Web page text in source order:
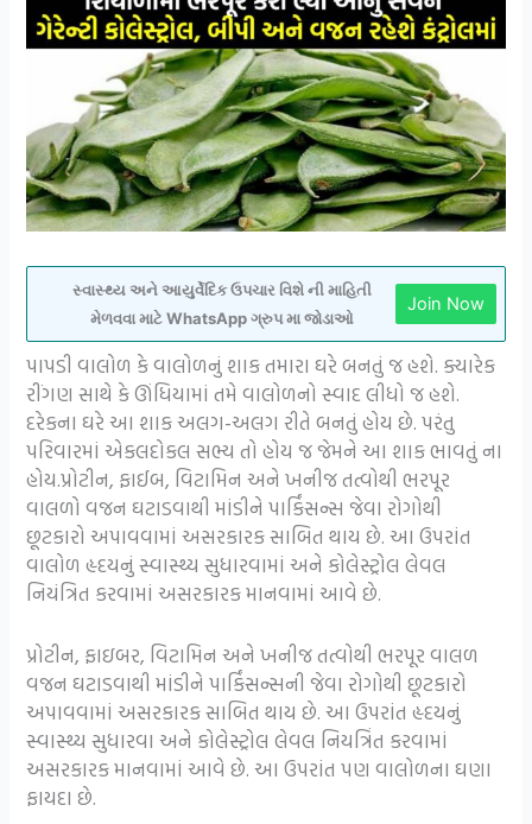
સ્વાસ્થ્ય અને આયુર્વેદિક ઉપચાર વિશે ની માહિતી
મેળવવા માટે WhatsApp ગ્રુપ મા જોડાઓ
Join Now
પાપડી વાલોળ કે વાલોળનું શાક તમારા ઘરે બનતું જ હશે. ક્યારેક
રીંગણ સાથે કે ઊંધિયામાં તમે વાલોળનો સ્વાદ લીધો જ હશે.
દરેકના ઘરે આ શાક અલગ-અલગ રીતે બનતું હોય છે. પરંતુ
પરિવારમાં એકલદોકલ સભ્ય તો હોય જ જેમને આ શાક ભાવતું ના
હોય.પ્રોટીન, ફાઈબ, વિટામિન અને ખનીજ તત્વોથી ભરપૂર
વાલળો વજન ઘટાડવાથી માંડીને પાર્કિંસન્સ જેવા રોગોથી
છૂટકારો અપાવવામાં અસરકારક સાબિત થાય છે. આ ઉપરાંત
વાલોળ હૃદયનું સ્વાસ્થ્ય સુધારવામાં અને કોલેસ્ટ્રોલ લેવલ
નિયંત્રિત કરવામાં અસરકારક માનવામાં આવે છે.
પ્રોટીન, ફાઇબર, વિટામિન અને ખનીજ તત્વોથી ભરપૂર વાલળ
વજન ઘટાડવાથી માંડીને પાર્કિંસન્સની જેવા રોગોથી છૂટકારો
અપાવવામાં અસરકારક સાબિત થાય છે. આ ઉપરાંત હૃદયનું
સ્વાસ્થ્ય સુધારવા અને કોલેસ્ટ્રોલ લેવલ નિયત્રિંત કરવામાં
અસરકારક માનવામાં આવે છે. આ ઉપરાંત પણ વાલોળના ઘણા
ફાયદા છે.